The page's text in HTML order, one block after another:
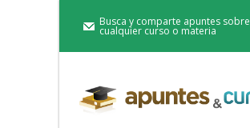
Busca y comparte apuntes sobre
cualquier curso o materia